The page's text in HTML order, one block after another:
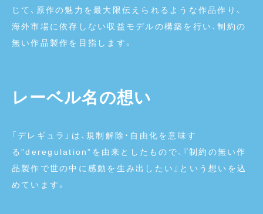
じて、原作の魅力を最大限伝えられるような作品作り、
海外市場に依存しない収益モデルの構築を行い、制約の
無い作品製作を目指します。
レーベル名の想い
「デレギュラ」は、規制解除・自由化を意味す
る”deregulation”を由来としたもので、『制約の無い作
品製作で世の中に感動を生み出したい』という想いを込
めています。